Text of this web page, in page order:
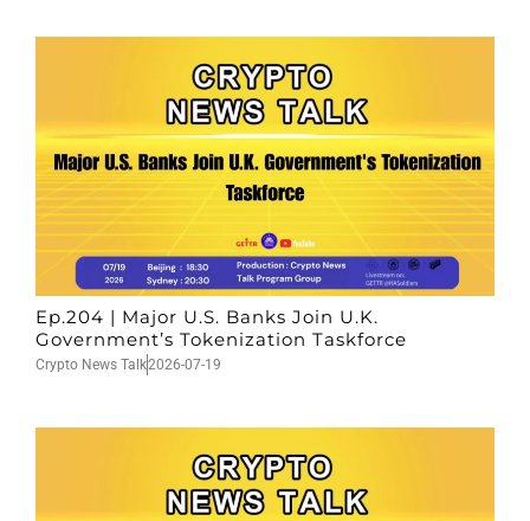
Ep.204 | Major U.S. Banks Join U.K.
Government’s Tokenization Taskforce
Crypto News Talk2026-07-19